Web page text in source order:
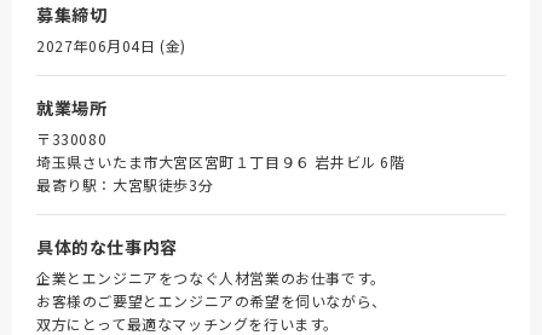
募集締切
2027年06月04日 (金)
就業場所
〒330080
埼玉県さいたま市大宮区宮町１丁目９６ 岩井ビル 6階
最寄り駅：大宮駅徒歩3分
具体的な仕事内容
企業とエンジニアをつなぐ人材営業のお仕事です。
お客様のご要望とエンジニアの希望を伺いながら、
双方にとって最適なマッチングを行います。